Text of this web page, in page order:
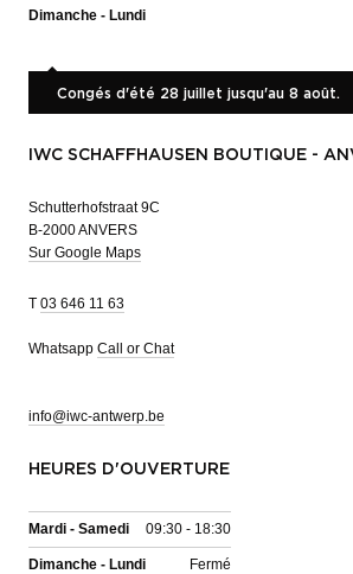
Dimanche - Lundi
Congés d'été 28 juillet jusqu'au 8 août.
IWC SCHAFFHAUSEN BOUTIQUE -
Schutterhofstraat 9C
B-2000 ANVERS
Sur Google Maps
T 03 646 11 63
Whatsapp Call or Chat
info@iwc-antwerp.be
HEURES D'OUVERTURE
Mardi - Samedi 09:30 - 18:30
Dimanche - Lundi Fermé